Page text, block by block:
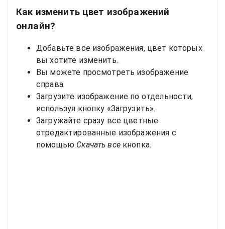
Как изменить цвет изображений
онлайн?
Добавьте все изображения, цвет которых
вы хотите изменить.
Вы можете просмотреть изображение
справа.
Загрузите изображение по отдельности,
используя кнопку «Загрузить».
Загружайте сразу все цветные
отредактированные изображения с
помощью Скачать всекнопка.